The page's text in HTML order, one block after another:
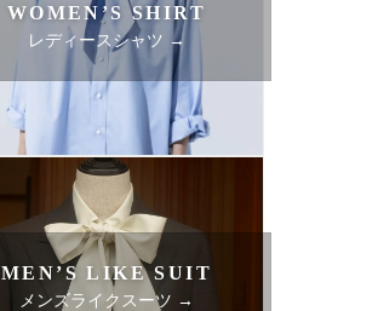
WOMEN’S SHIRT
レディースシャツ →
MEN’S LIKE SUIT
メンズライクスーツ →